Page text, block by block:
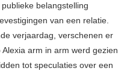
belangstelling
van een relatie.​
verjaardag, verschenen er
arm in arm werd gezien
tot speculaties over een